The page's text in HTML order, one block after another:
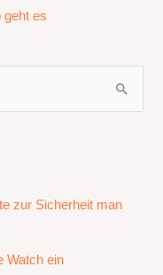
geht es
zur Sicherheit man
Watch ein